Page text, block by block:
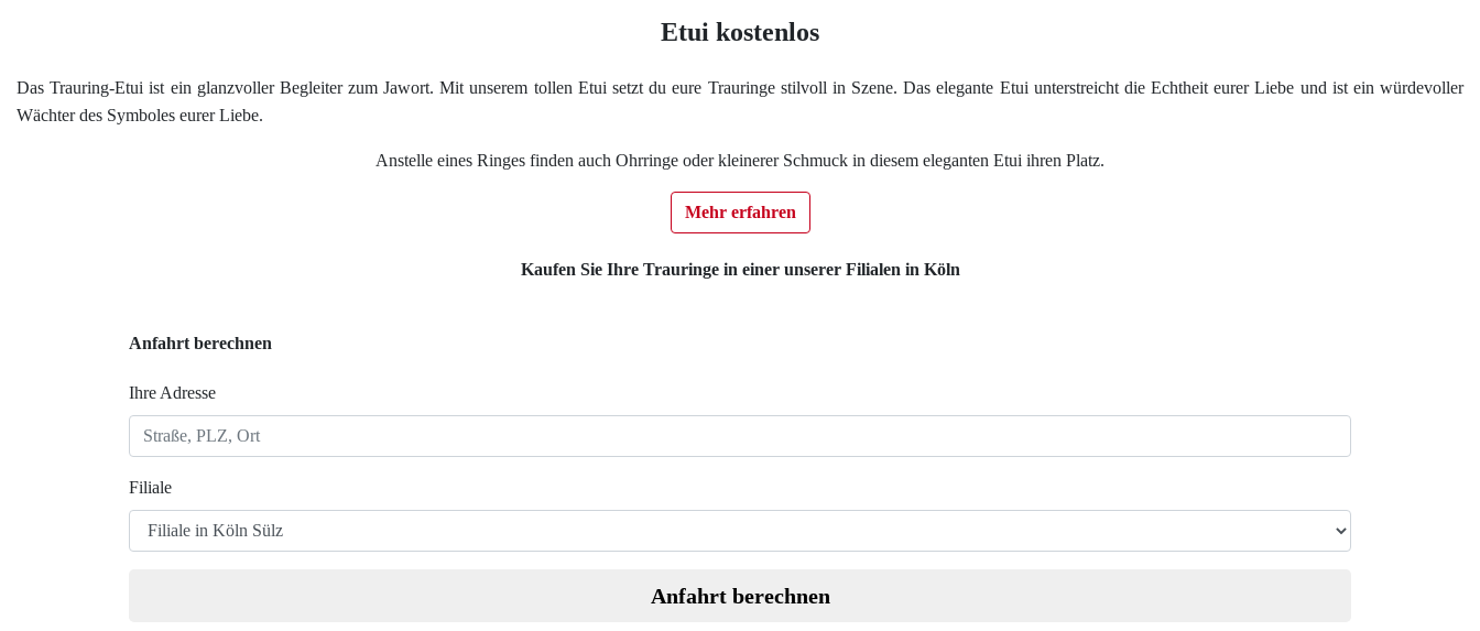
Etui kostenlos
Das Trauring-Etui ist ein glanzvoller Begleiter zum Jawort. Mit unserem tollen Etui setzt du eure Trauringe stilvoll in Szene. Das elegante Etui unterstreicht die Echtheit eurer Liebe und ist ein würdevoller
Wächter des Symboles eurer Liebe.
Anstelle eines Ringes finden auch Ohrringe oder kleinerer Schmuck in diesem eleganten Etui ihren Platz.
Mehr erfahren
Kaufen Sie Ihre Trauringe in einer unserer Filialen in Köln
Anfahrt berechnen
Ihre Adresse
Filiale
Anfahrt berechnen